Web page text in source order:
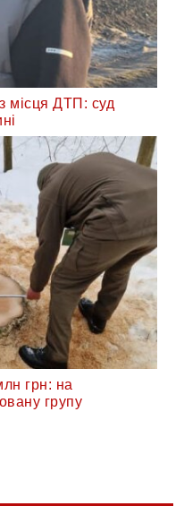
місця ДТП: суд
грн: на
групу